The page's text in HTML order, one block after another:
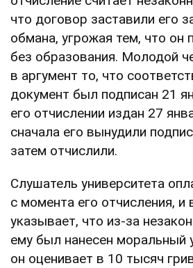
что договор заставили его
обмана, угрожая тем, что он
без образования. Молодой
в аргумент то, что
документ был подписан 21
его отчислении издан 27
сначала его вынудили
затем отчислили.
Слушатель университета
с момента его отчисления, и
указывает, что из-за
ему был нанесен моральный
он оценивает в 10 тысяч